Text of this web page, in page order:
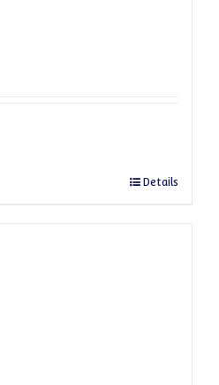
Produkt weist mehrere Varianten
Details